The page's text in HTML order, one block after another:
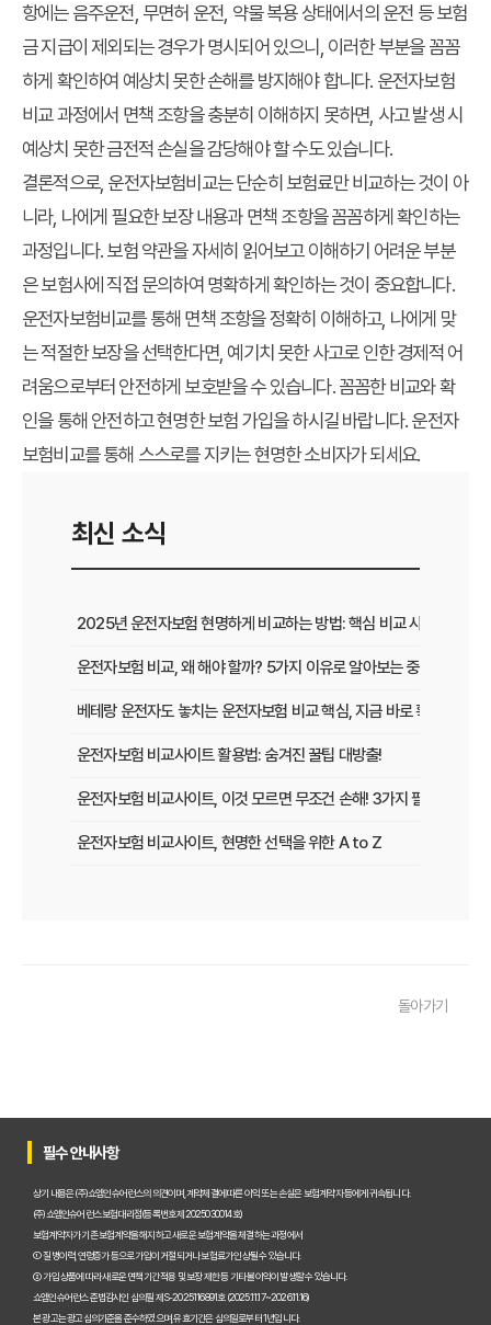
항에는 음주운전, 무면허 운전, 약물 복용 상태에서의 운전 등 보험
금 지급이 제외되는 경우가 명시되어 있으니, 이러한 부분을 꼼꼼
하게 확인하여 예상치 못한 손해를 방지해야 합니다. 운전자보험
비교 과정에서 면책 조항을 충분히 이해하지 못하면, 사고 발생 시
예상치 못한 금전적 손실을 감당해야 할 수도 있습니다.
결론적으로, 운전자보험비교는 단순히 보험료만 비교하는 것이 아
니라, 나에게 필요한 보장 내용과 면책 조항을 꼼꼼하게 확인하는
과정입니다. 보험 약관을 자세히 읽어보고 이해하기 어려운 부분
은 보험사에 직접 문의하여 명확하게 확인하는 것이 중요합니다.
운전자보험비교를 통해 면책 조항을 정확히 이해하고, 나에게 맞
는 적절한 보장을 선택한다면, 예기치 못한 사고로 인한 경제적 어
려움으로부터 안전하게 보호받을 수 있습니다. 꼼꼼한 비교와 확
인을 통해 안전하고 현명한 보험 가입을 하시길 바랍니다. 운전자
보험비교를 통해 스스로를 지키는 현명한 소비자가 되세요.
최신 소식
2025년 운전자보험 현명하게 비교하는 방법: 핵심 비교 사이트 활용
운전자보험 비교, 왜 해야 할까? 5가지 이유로 알아보는 중요성
베테랑 운전자도 놓치는 운전자보험 비교 핵심, 지금 바로 확인하세요!
운전자보험 비교사이트 활용법: 숨겨진 꿀팁 대방출!
운전자보험 비교사이트, 이것 모르면 무조건 손해! 3가지 필수 확인 사
운전자보험 비교사이트, 현명한 선택을 위한 A to Z
운전자보험 비교사이트 활용법: 숨겨진 혜택과 주의사항 완벽 분석
운전자보험 비교사이트 활용법, 전문가가 알려주는 숨겨진 꿀팁 대방
"나만 몰랐네?" 운전자보험 비교사이트 선택, 이것만 알면 보험료 절
"교통사고, 이제 두렵지 않아!" 운전자보험 비교, 내 상황에 맞는 최적
2025년, 운전자보험 비교사이트 똑똑하게 활용하는 5가지 방법
돌아가기
필수 안내사항
상기 내용은 (주)쇼엠인슈어런스의 의견이며, 계약체결에 따른 이익 또는 손실은 보험계약자 등에게 귀속됩니다.
(주)쇼엠인슈어런스 보험대리점(등록번호 제2025030014호)
보험계약자가 기존 보험계약을 해지하고 새로운 보험계약을 체결하는 과정에서
① 질병이력, 연령증가 등으로 가입이 거절되거나 보험료가 인상될 수 있습니다.
② 가입 상품에 따라 새로운 면책기간 적용 및 보장 제한 등 기타 불이익이 발생할 수 있습니다.
쇼엠인슈어런스 준법감시인 심의필 제S-2025116891호 (2025.11.17~2026.11.16)
본 광고는 광고심의기준을 준수하였으며, 유효기간은 심의일로부터 1년입니다.